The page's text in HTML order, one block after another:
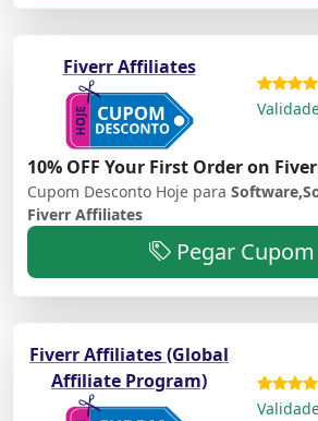
Fiverr Affiliates
10% OFF Your First Order on
Cupom Desconto Hoje para
Fiverr Affiliates
Pegar
Fiverr Affiliates (Global
Affiliate Program)